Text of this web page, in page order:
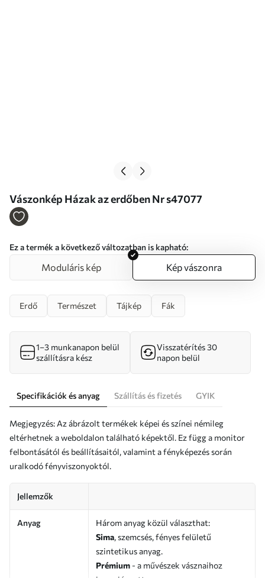
Vászonkép Házak az erdőben Nr s47077
Ez a termék a következő változatban is kapható:
Moduláris kép Kép vászonra
Erdő Természet Tájkép Fák
1–3 munkanapon belül
szállításra kész
Visszatérítés 30
napon belül
Specifikációk és anyag Szállítás és fizetés GYIK
Megjegyzés: Az ábrázolt termékek képei és színei némileg
eltérhetnek a weboldalon található képektől. Ez függ a monitor
felbontásától és beállításaitól, valamint a fényképezés során
uralkodó fényviszonyoktól.
Jellemzők
Anyag
Három anyag közül választhat:
Sima, szemcsés, fényes felületű
szintetikus anyag.
Prémium - a művészek vásznaihoz